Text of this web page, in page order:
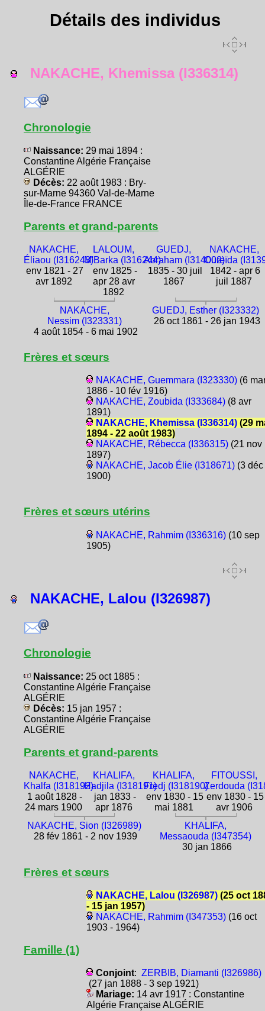
Détails des individus
NAKACHE, Khemissa (I336314)
Chronologie
Naissance: 29 mai 1894 :
Constantine Algérie Française
ALGÉRIE
Décès: 22 août 1983 : Bry-
sur-Marne 94360 Val-de-Marne
Île-de-France FRANCE
Parents et grand-parents
NAKACHE,
Éliaou (I316243)
env 1821 - 27
avr 1892
LALOUM,
M'Barka (I316244)
env 1825 -
apr 28 avr
1892
GUEDJ,
Abraham (I314002)
1835 - 30 juil
1867
NAKACHE,
Oureïda
1842 - apr 6
juil 1887
NAKACHE,
Nessim (I323331)
4 août 1854 - 6 mai 1902
GUEDJ, Esther (I323332)
26 oct 1861 - 26 jan 1943
Frères et sœurs
NAKACHE, Guemmara (I323330)(6
1886 - 10 fév 1916)
NAKACHE, Zoubida (I333684)(8 avr
1891)
NAKACHE, Khemissa (I336314)(29
1894 - 22 août 1983)
NAKACHE, Rébecca (I336315)(21 nov
1897)
NAKACHE, Jacob Élie (I318671)(3 déc
1900)
Frères et sœurs utérins
NAKACHE, Rahmim (I336316)(10 sep
1905)
NAKACHE, Lalou (I326987)
Chronologie
Naissance: 25 oct 1885 :
Constantine Algérie Française
ALGÉRIE
Décès: 15 jan 1957 :
Constantine Algérie Française
ALGÉRIE
Parents et grand-parents
NAKACHE,
Khalfa (I318192)
1 août 1828 -
24 mars 1900
KHALIFA,
Hadjila (I318191)
jan 1833 -
apr 1876
KHALIFA,
Fredj (I318190)
env 1830 - 15
mai 1881
FITOUSSI,
Zerdouda
env 1830 - 15
avr 1906
NAKACHE, Sion (I326989)
28 fév 1861 - 2 nov 1939
KHALIFA,
Messaouda (I347354)
30 jan 1866
Frères et sœurs
NAKACHE, Lalou (I326987)(25 oct
- 15 jan 1957)
NAKACHE, Rahmim (I347353)(16 oct
1903 - 1964)
Famille (1)
Conjoint: ZERBIB, Diamanti (I326986)
(27 jan 1888 - 3 sep 1921)
Mariage: 14 avr 1917 : Constantine
Algérie Française ALGÉRIE